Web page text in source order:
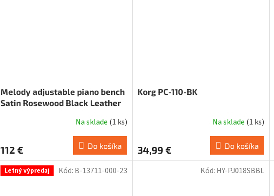
Melody adjustable piano bench
Satin Rosewood Black Leather
Na sklade (1 ks)
112 € Do košíka
Korg PC-110-BK
Na sklade (1 ks)
34,99 € Do košíka
Letný výpredaj Kód: B-13711-000-23 Kód: HY-PJ018SBBL